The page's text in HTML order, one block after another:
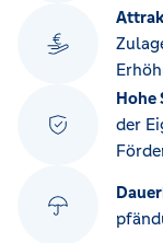
Hohe
der